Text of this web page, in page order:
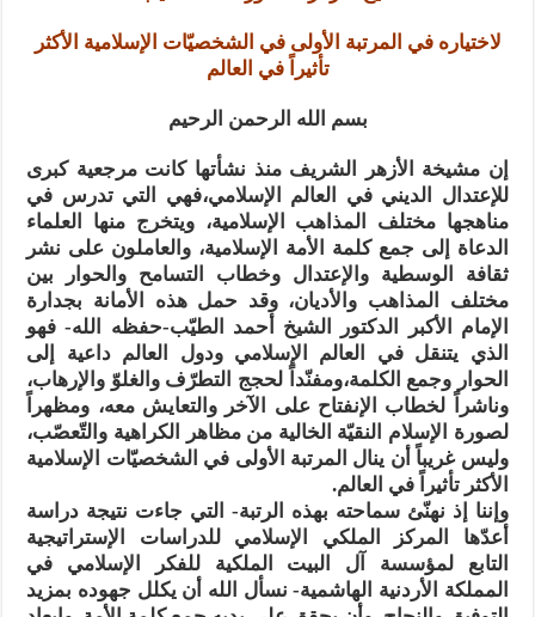
نسج العلاقة مع الآخر تكون من خلال منظومة القيم و المبادئ الانسانية التي تجعل
لاختياره في المرتبة الأولى في الشخصيّات الإسلامية الأكثر
تأثيراً في العالم
بسم الله الرحمن الرحيم
إن مشيخة الأزهر الشريف منذ نشأتها كانت مرجعية كبرى
للإعتدال الديني في العالم الإسلامي،فهي التي تدرس في
مناهجها مختلف المذاهب الإسلامية، ويتخرج منها العلماء
الدعاة إلى جمع كلمة الأمة الإسلامية، والعاملون على نشر
ثقافة الوسطية والإعتدال وخطاب التسامح والحوار بين
مختلف المذاهب والأديان، وقد حمل هذه الأمانة بجدارة
الإمام الأكبر الدكتور الشيخ أحمد الطيّب-حفظه الله- فهو
الذي يتنقل في العالم الإسلامي ودول العالم داعية إلى
الحوار وجمع الكلمة،ومفنّداً لحجج التطرّف والغلوّ والإرهاب،
وناشراً لخطاب الإنفتاح على الآخر والتعايش معه، ومظهراً
لصورة الإسلام النقيّة الخالية من مظاهر الكراهية والتّعصّب،
وليس غريباً أن ينال المرتبة الأولى في الشخصيّات الإسلامية
الأكثر تأثيراً في العالم.
وإننا إذ نهنّئ سماحته بهذه الرتبة- التي جاءت نتيجة دراسة
أعدّها المركز الملكي الإسلامي للدراسات الإستراتيجية
التابع لمؤسسة آل البيت الملكية للفكر الإسلامي في
المملكة الأردنية الهاشمية- نسأل الله أن يكلل جهوده بمزيد